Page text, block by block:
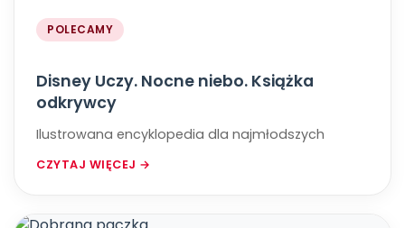
POLECAMY
Disney Uczy. Nocne niebo. Książka
odkrywcy
Ilustrowana encyklopedia dla najmłodszych
CZYTAJ WIĘCEJ →